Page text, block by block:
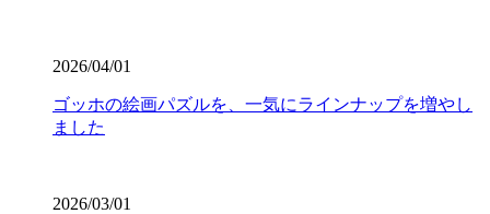
2026/04/01
ゴッホの絵画パズルを、一気にラインナップを増やし
ました
2026/03/01